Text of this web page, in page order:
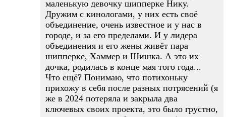
маленькую девочку шипперке Нику.
Дружим с кинологами, у них есть своё
объединение, очень известное и у нас в
городе, и за его пределами. И у лидера
объединения и его жены живёт пара
шипперке, Хаммер и Шишка. А это их
дочка, родилась в конце мая того года...
Что ещё? Понимаю, что потихоньку
прихожу в себя после разных потрясений (я
же в 2024 потеряла и закрыла два
ключевых своих проекта, это было грустно,